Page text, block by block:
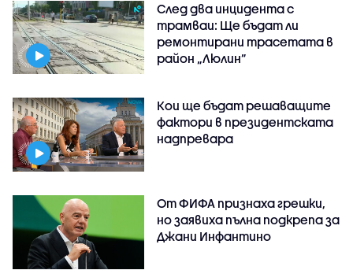
След два инцидента с
трамваи: Ще бъдат ли
ремонтирани трасетата в
район „Люлин”
Кои ще бъдат решаващите
фактори в президентската
надпревара
От ФИФА признаха грешки,
но заявиха пълна подкрепа за
Джани Инфантино